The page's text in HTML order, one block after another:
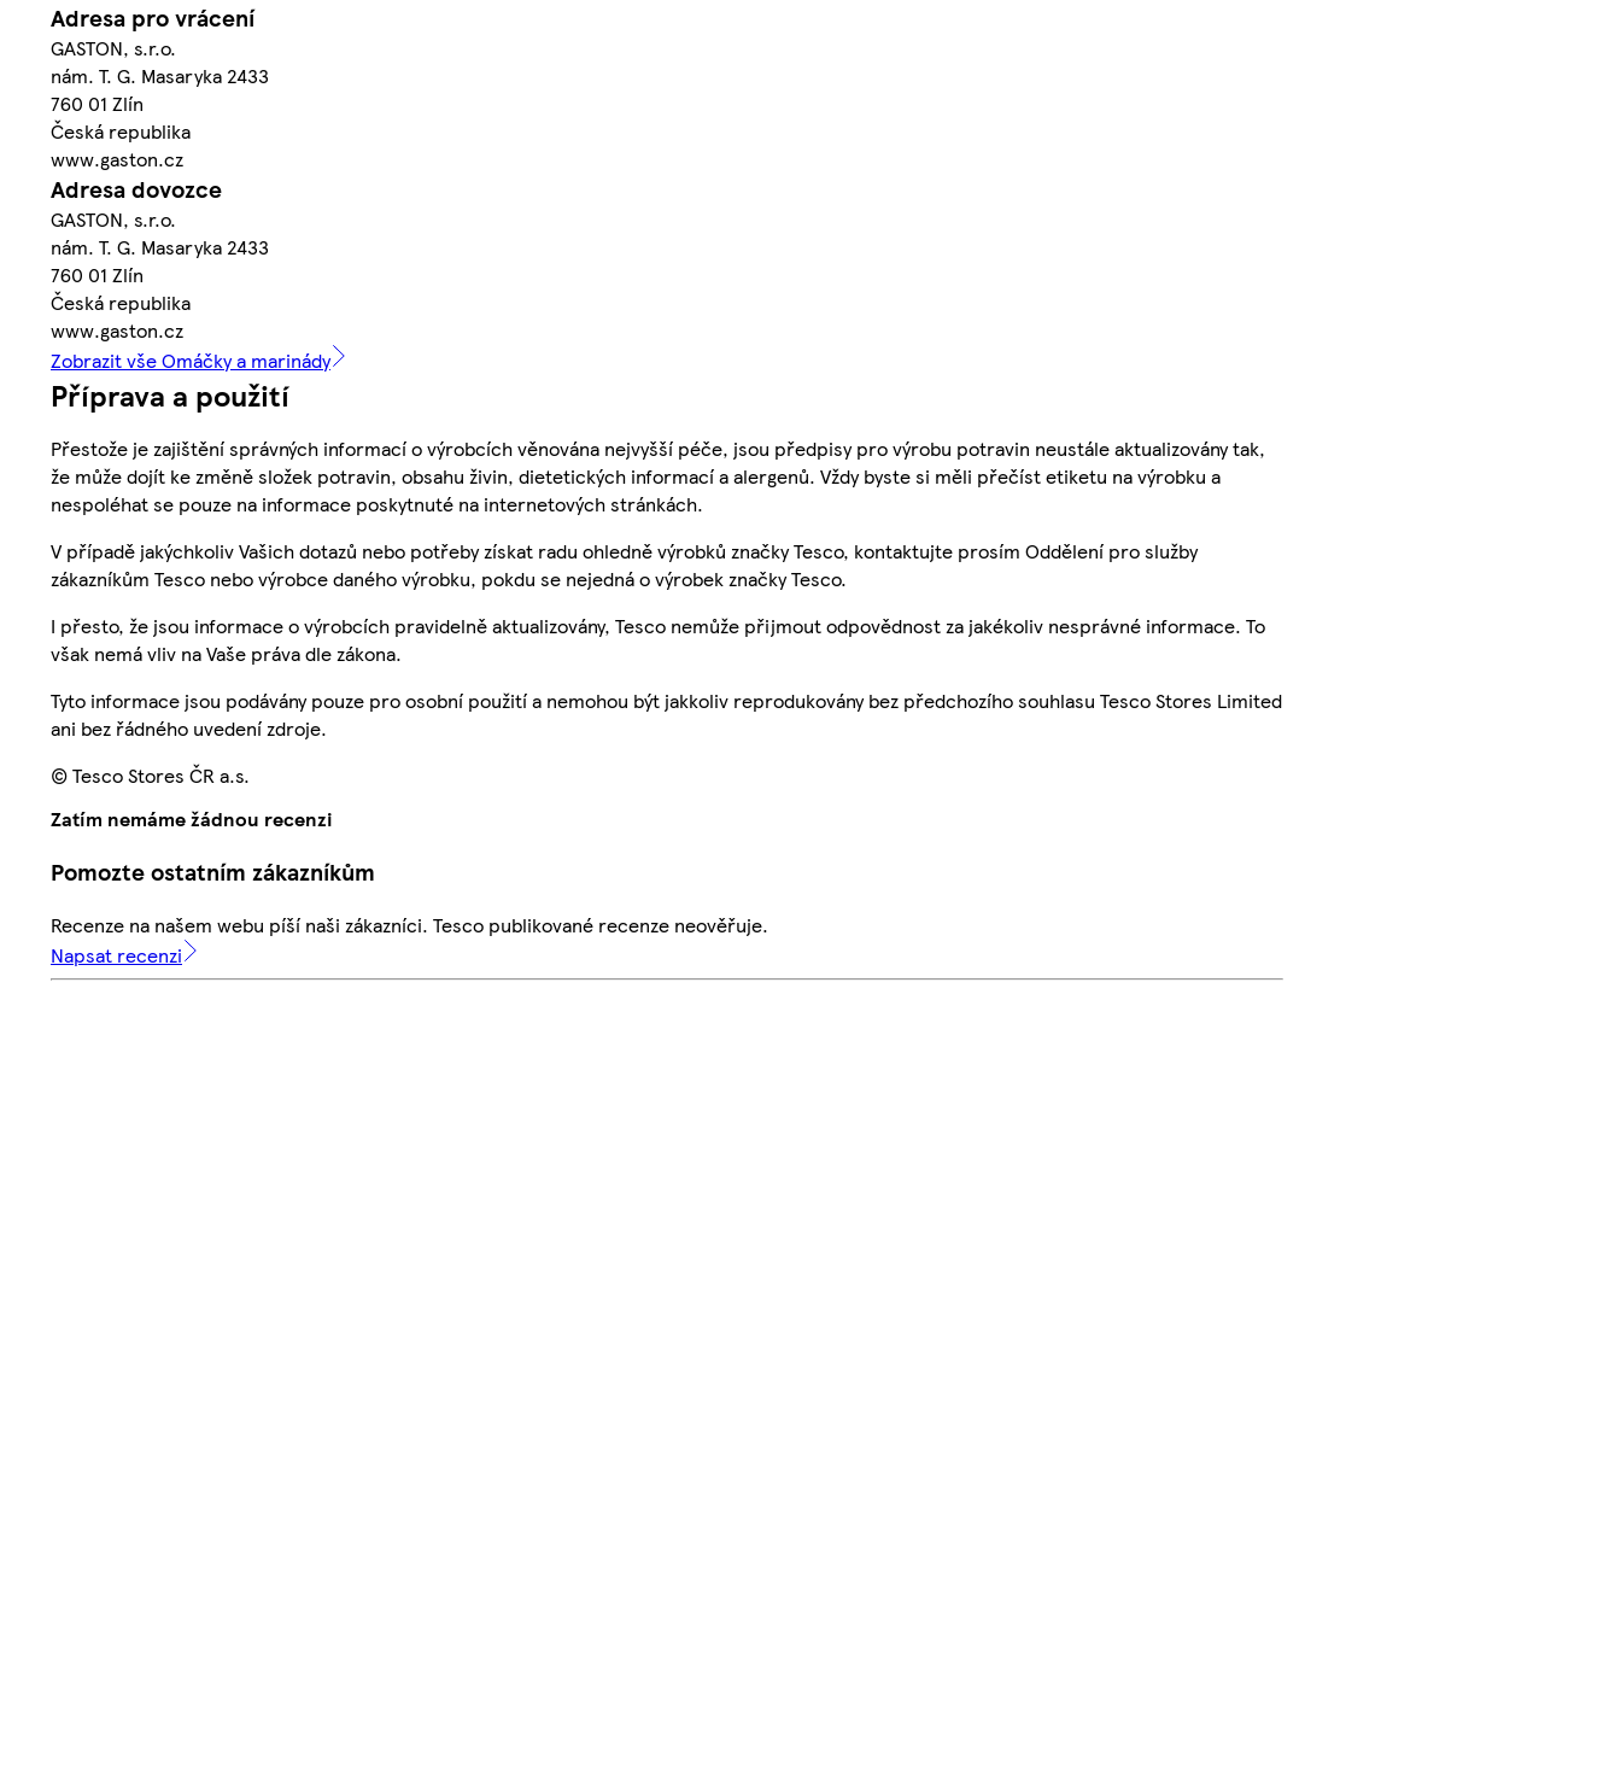
Adresa pro vrácení
GASTON, s.r.o.
nám. T. G. Masaryka 2433
760 01 Zlín
Česká republika
www.gaston.cz
Adresa dovozce
GASTON, s.r.o.
nám. T. G. Masaryka 2433
760 01 Zlín
Česká republika
www.gaston.cz
Zobrazit vše Omáčky a marinády
Příprava a použití
Přestože je zajištění správných informací o výrobcích věnována nejvyšší péče, jsou předpisy pro výrobu potravin neustále aktualizovány tak,
že může dojít ke změně složek potravin, obsahu živin, dietetických informací a alergenů. Vždy byste si měli přečíst etiketu na výrobku a
nespoléhat se pouze na informace poskytnuté na internetových stránkách.
V případě jakýchkoliv Vašich dotazů nebo potřeby získat radu ohledně výrobků značky Tesco, kontaktujte prosím Oddělení pro služby
zákazníkům Tesco nebo výrobce daného výrobku, pokdu se nejedná o výrobek značky Tesco.
I přesto, že jsou informace o výrobcích pravidelně aktualizovány, Tesco nemůže přijmout odpovědnost za jakékoliv nesprávné informace. To
však nemá vliv na Vaše práva dle zákona.
Tyto informace jsou podávány pouze pro osobní použití a nemohou být jakkoliv reprodukovány bez předchozího souhlasu Tesco Stores Limited
ani bez řádného uvedení zdroje.
© Tesco Stores ČR a.s.
Zatím nemáme žádnou recenzi
Pomozte ostatním zákazníkům
Recenze na našem webu píší naši zákazníci. Tesco publikované recenze neověřuje.
Napsat recenzi